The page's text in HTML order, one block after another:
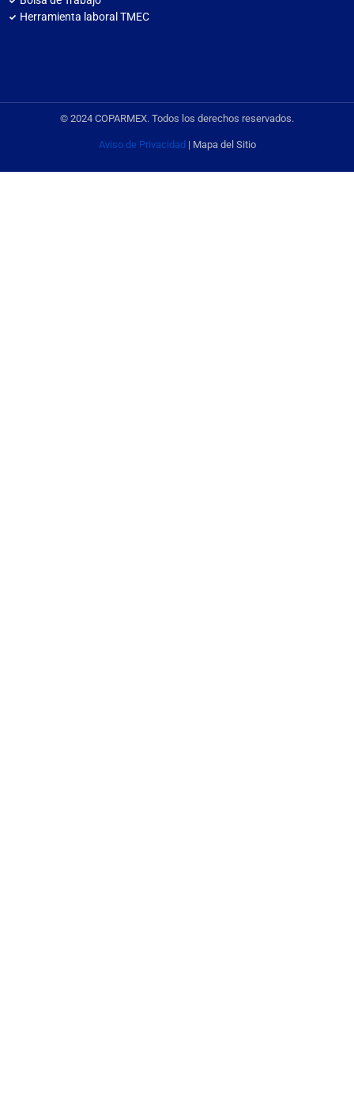
Herramienta laboral TMEC
© 2024 COPARMEX. Todos los derechos reservados.
Aviso de Privacidad | Mapa del Sitio